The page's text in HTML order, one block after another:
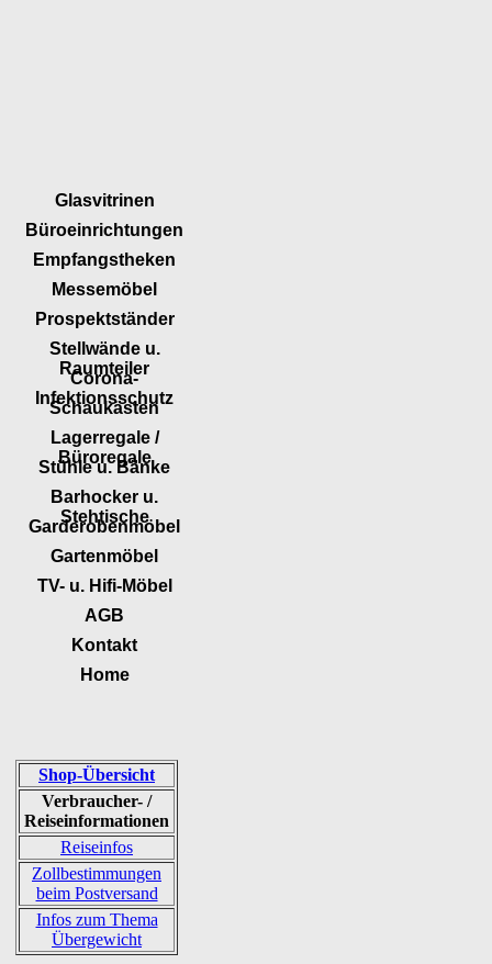
Glasvitrinen
Büroeinrichtungen
Empfangstheken
Messemöbel
Prospektständer
Stellwände u.
Raumteiler
Corona-
Infektionsschutz
Schaukästen
Lagerregale /
Büroregale
Stühle u. Bänke
Barhocker u.
Stehtische
Garderobenmöbel
Gartenmöbel
TV- u. Hifi-Möbel
AGB
Kontakt
Home
Shop-Übersicht
Verbraucher- /
Reiseinformationen
Reiseinfos
Zollbestimmungen
beim Postversand
Infos zum Thema
Übergewicht